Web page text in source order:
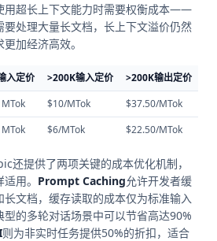
用超长上下文能力时需要权衡成本——
处理大量长文档，长上下文溢价仍然
加经济高效。
入定价 >200K输入定价
>200K输出定价
$10/MTok
$37.50/MTok
$6/MTok $22.50/MTok
还提供了两项关键的成本优化机制，
用。 Prompt Caching允许开发者缓
文档，缓存读取的成本仅为标准输入
的多轮对话场景中可以节省高达90%
则为非实时任务提供50%的折扣，适合